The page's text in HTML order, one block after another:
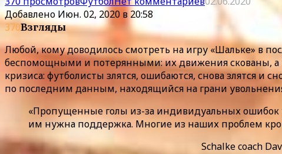
Добавлено Июн. 02, 2020 в 20:58
370Взгляды
Любой, кому доводилось смотреть на игру «Шальке» в
беспомощными и потерянными: их движения скованы, а
кризиса: футболисты злятся, ошибаются, снова злятся
по последним данным, находящийся на грани
«Пропущенные голы из-за индивидуальных ошибок
им нужна поддержка. Многие из наших проблем
Schalke coach